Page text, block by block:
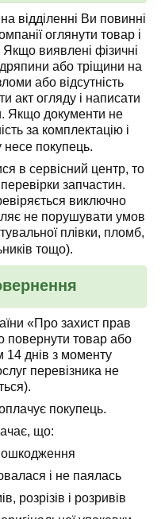
відділенні Ви повинні
оглянути товар і
Якщо виявлені фізичні
або тріщини на
або відсутність
акт огляду і написати
Якщо документи не
за комплектацію і
несе покупець.
в сервісний центр, то
запчастин.
виключно
не порушувати умов
плівки, пломб,
тощо).
«Про захист прав
повернути товар або
14 днів з моменту
перевізника не
покупець.
що:
і не паялась
розрізів і розривів